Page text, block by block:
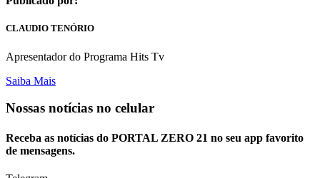
CLAUDIO TENÓRIO
Apresentador do Programa Hits Tv
Saiba Mais
Nossas notícias no celular
Receba as notícias do PORTAL ZERO 21 no seu app favorito
de mensagens.